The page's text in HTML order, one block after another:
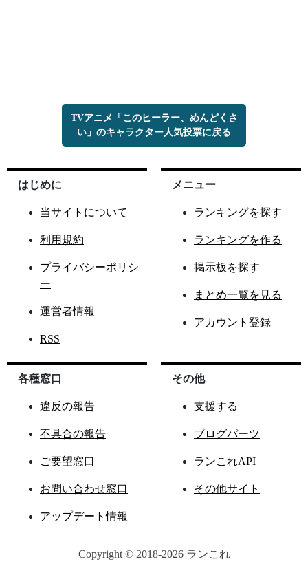
TVアニメ「このヒーラー、めんどくさ
い」のキャラクター人気投票に戻る
はじめに
当サイトについて
利用規約
プライバシーポリシ
ー
運営者情報
RSS
メニュー
ランキングを探す
ランキングを作る
掲示板を探す
まとめ一覧を見る
アカウント登録
各種窓口
違反の報告
不具合の報告
ご要望窓口
お問い合わせ窓口
アップデート情報
その他
支援する
ブログパーツ
ランこれAPI
その他サイト
Copyright © 2018-2026 ランこれ